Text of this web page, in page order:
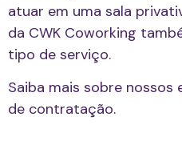
atuar em uma sala
da CWK Coworking
tipo de serviço.
Saiba mais sobre
de contratação.